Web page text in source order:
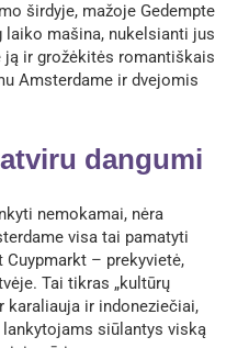
širdyje, mažoje Gedempte
laiko mašina, nukelsianti jus
ir grožėkitės romantiškais
Amsterdame ir dvejomis
dangumi
nemokamai, nėra
visa tai pamatyti
– prekyvietė,
Tai tikras „kultūrų
karaliauja ir indoneziečiai,
siūlantys viską